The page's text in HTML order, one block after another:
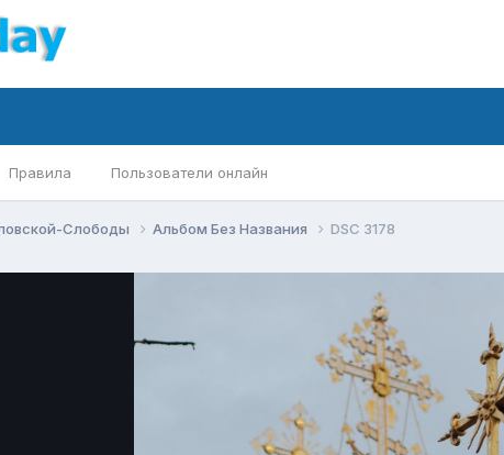
Правила Пользователи онлайн
Слободы Альбом Без Названия DSC 3178